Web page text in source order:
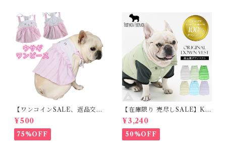
【ワンコインSALE、返品交換
不可】KM171SK フレンチブ
ルドック 犬服 女の子 ピンク
スカート
¥500
75%OFF
【在庫限り 売尽しSALE】K
M952Tダウンベスト 100%ダ
ウン・フェザー 犬 犬服 ダウン
ジャケット ベスト フレンチブ
ルドッグ 冬服 極暖 暖かい 可
¥3,240
50%OFF